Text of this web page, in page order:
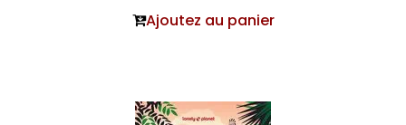
Ajoutez au panier